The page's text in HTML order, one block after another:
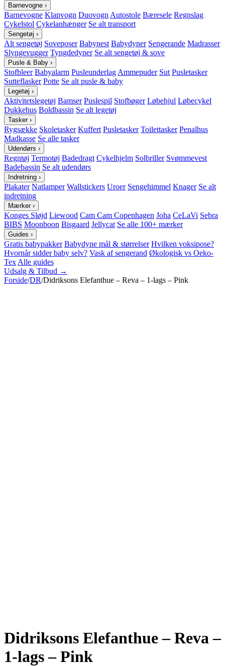
Barnevogne ›
Barnevogne Klapvogn Duovogn Autostole Bæresele Regnslag
Cykelstol Cykelanhænger Se alt transport
Sengetøj ›
Alt sengetøj Soveposer Babynest Babydyner Sengerande Madrasser
Slyngevugger Tyngdedyner Se alt sengetøj & sove
Pusle & Baby ›
Stofbleer Babyalarm Pusleunderlag Ammepuder Sut Pusletasker
Sutteflasker Potte Se alt pusle & baby
Legetøj ›
Aktivitetslegetøj Bamser Puslespil Stofbøger Løbehjul Løbecykel
Dukkehus Boldbassin Se alt legetøj
Tasker ›
Rygsække Skoletasker Kuffert Pusletasker Toilettasker Penalhus
Madkasse Se alle tasker
Udendørs ›
Regntøj Termotøj Badedragt Cykelhjelm Solbriller Svømmevest
Badebassin Se alt udendørs
Indretning ›
Plakater Natlamper Wallstickers Uroer Sengehimmel Knager Se alt
indretning
Mærker ›
Konges Sløjd Liewood Cam Cam Copenhagen Joha CeLaVi Sebra
BIBS Moonboon Bisgaard Jellycat Se alle 100+ mærker
Guides ›
Gratis babypakker Babydyne mål & størrelser Hvilken voksipose?
Hvornår sidder baby selv? Vask af sengerand Økologisk vs Oeko-
Tex Alle guides
Udsalg & Tilbud →
Forside/DR/Didriksons Elefanthue – Reva – 1-lags – Pink
Didriksons Elefanthue – Reva –
1-lags – Pink